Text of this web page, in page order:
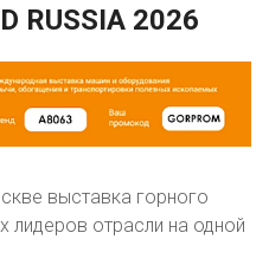
RUSSIA 2026
выставка горного
лидеров отрасли на одной